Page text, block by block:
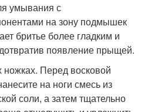
умывания с
на зону подмышек
бритье более гладким и
появление прыщей.
ножках. Перед восковой
на ноги смесь из
соли, а затем тщательно